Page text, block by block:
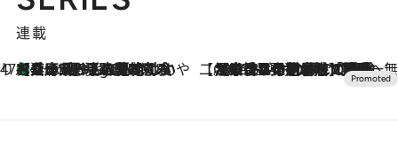
連載
47都道府県の手みやげ ひんやりスイーツで夏を満喫
5 Hours Ago
【兵庫県】この夏絶対食べたい 冷やしておいしいおやつ3選 淡路島の恵みをジェラートに集約 【CREA×星野リゾート】唯一無二。癒しと発見が待つ場所へ
2026.8.7
【トンボの足水浴】ヒノキの香りに包まれて涼感マックス！約13℃の湧水かけ流しを避暑地「星野温泉 トンボの湯」で体験